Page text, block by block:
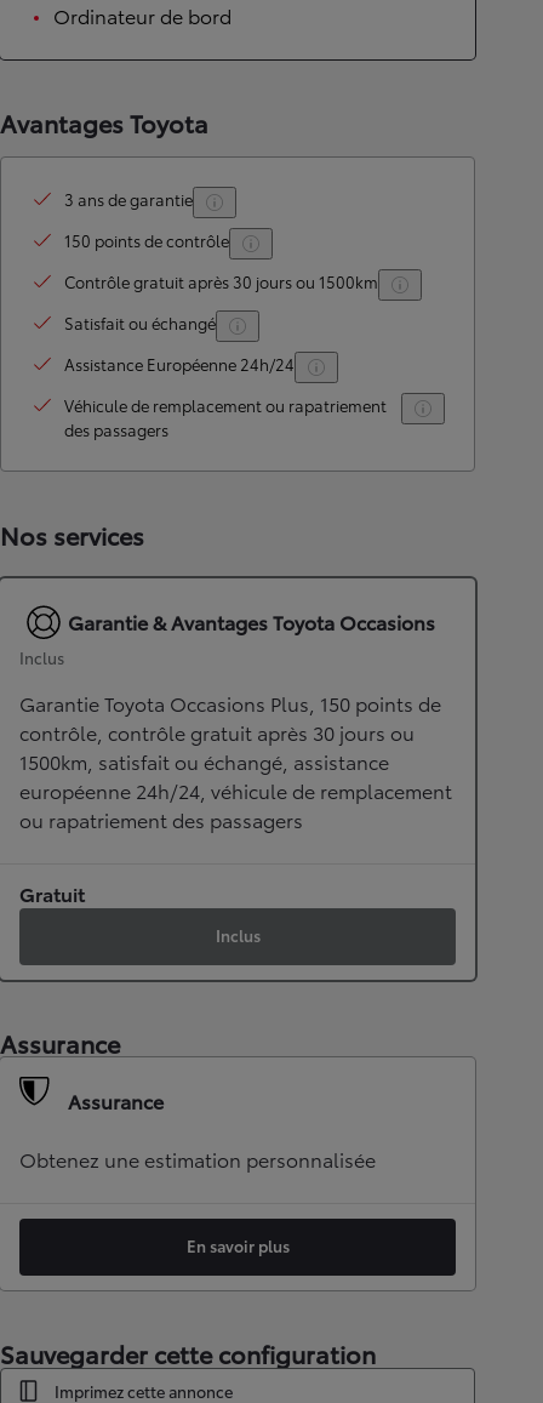
Ordinateur de bord
Avantages Toyota
3 ans de garantie
150 points de contrôle
Contrôle gratuit après 30 jours ou 1500km
Satisfait ou échangé
Assistance Européenne 24h/24
Véhicule de remplacement ou rapatriement
des passagers
Nos services
Garantie & Avantages Toyota Occasions
Inclus
Garantie Toyota Occasions Plus, 150 points de
contrôle, contrôle gratuit après 30 jours ou
1500km, satisfait ou échangé, assistance
européenne 24h/24, véhicule de remplacement
ou rapatriement des passagers
Gratuit
Inclus
Assurance
Assurance
Obtenez une estimation personnalisée
En savoir plus
Sauvegarder cette configuration
Imprimez cette annonce